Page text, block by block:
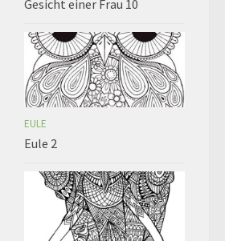
Gesicht einer Frau 10
EULE
Eule 2